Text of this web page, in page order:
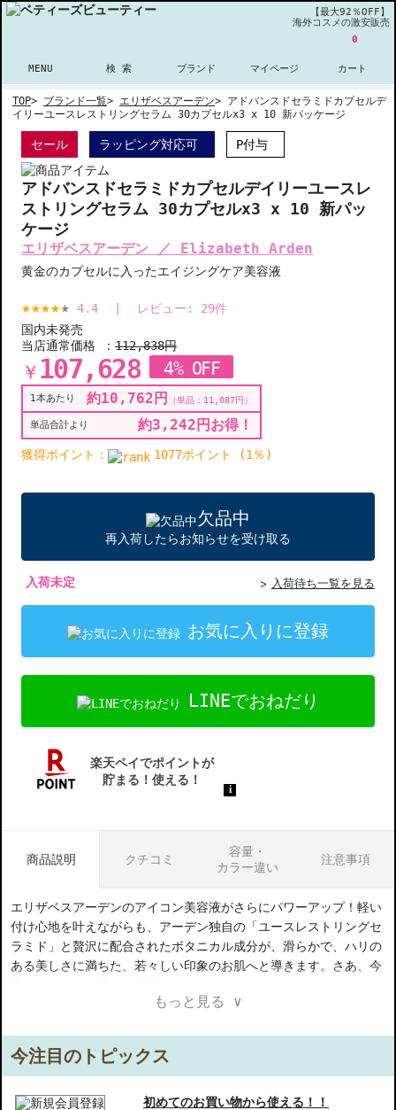
【最大92％OFF】
海外コスメの激安販売
MENU 検 索 ブランド マイページ
0
カート
TOP> ブランド一覧> エリザベスアーデン> アドバンスドセラミドカプセルデ
イリーユースレストリングセラム 30カプセルx3 x 10 新パッケージ
セール ラッピング対応可 P付与
アドバンスドセラミドカプセルデイリーユースレ
ストリングセラム 30カプセルx3 x 10 新パッ
ケージ
エリザベスアーデン ／ Elizabeth Arden
黄金のカプセルに入ったエイジングケア美容液
4.4 レビュー: 29件
国内未発売
当店通常価格 ：112,838円
￥ 107,628 4% OFF
1本あたり 約10,762円 （単品：11,087円）
単品合計より 約3,242円お得！
獲得ポイント： 1077ポイント (1％)
欠品中
再入荷したらお知らせを受け取る
入荷未定 入荷待ち一覧を見る
お気に入りに登録
LINEでおねだり
商品説明 クチコミ
容量・
カラー違い
注意事項
エリザベスアーデンのアイコン美容液がさらにパワーアップ！軽い
付け心地を叶えながらも、アーデン独自の「ユースレストリングセ
ラミド」と贅沢に配合されたボタニカル成分が、滑らかで、ハリの
ある美しさに満ちた、若々しい印象のお肌へと導きます。さあ、今
【商品の特徴】
れています。
もっと見る ∨
今注目のトピックス
初めてのお買い物から使える！！